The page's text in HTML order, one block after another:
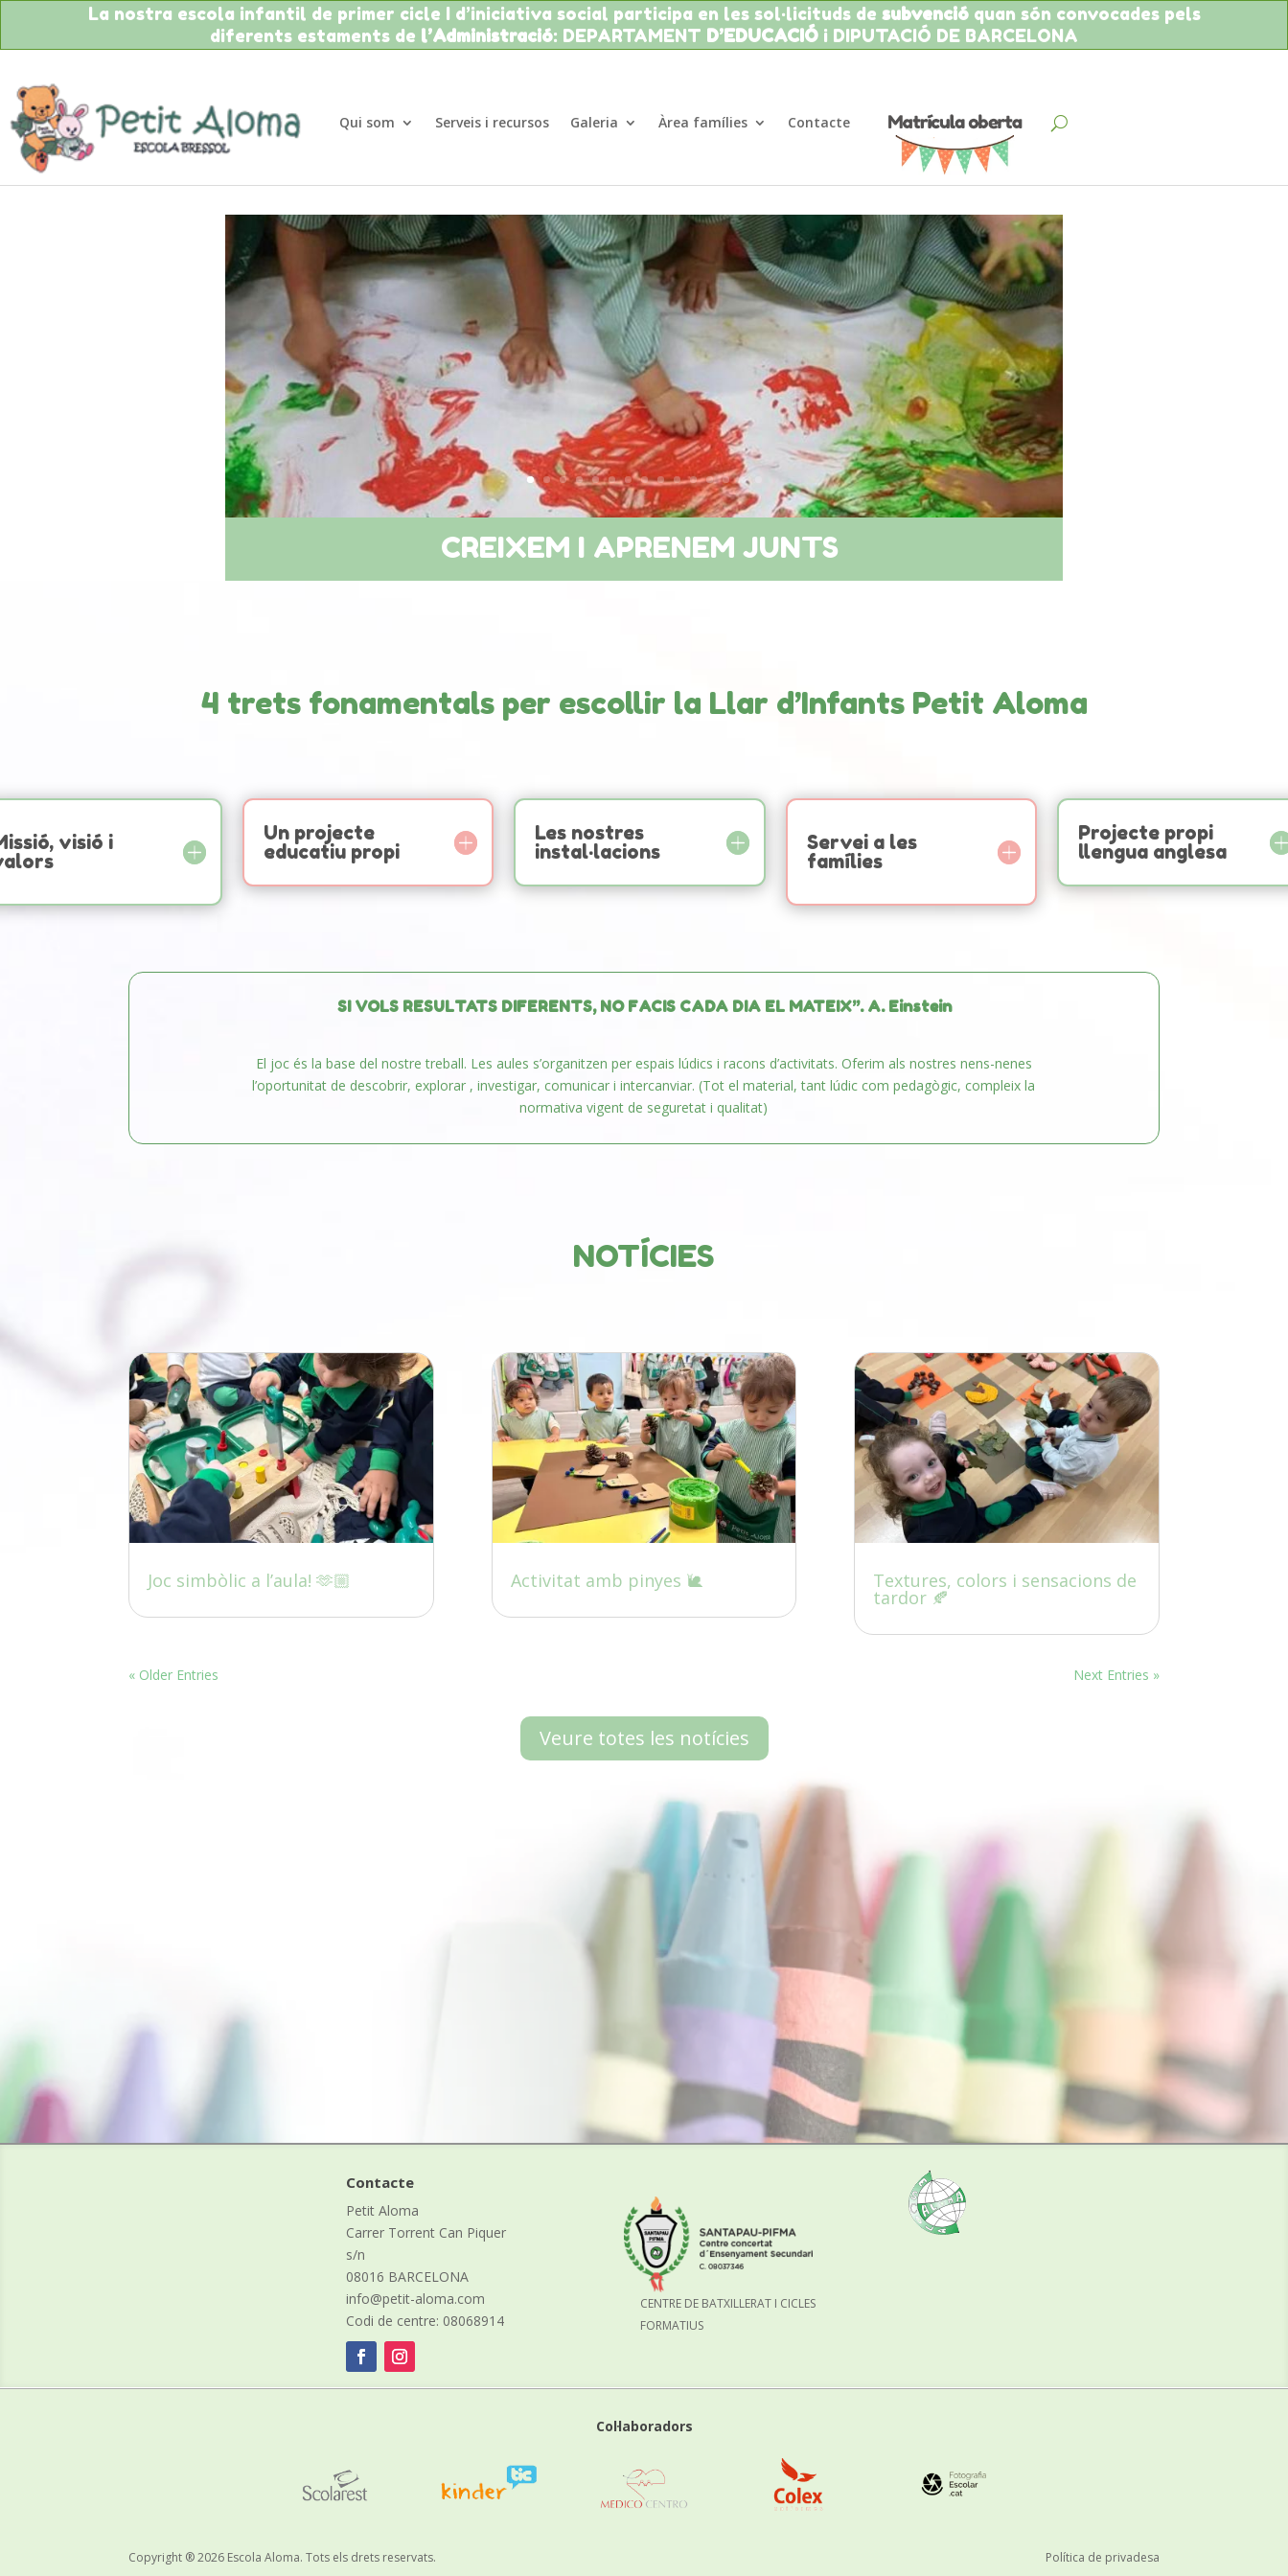
La nostra escola infantil de primer cicle I d’iniciativa social participa en les sol·licituds de subvencióquan són convocades pels
diferents estaments de l’Administració: DEPARTAMENT D’EDUCACIÓ i DIPUTACIÓ DE BARCELONA
Qui som Serveis i recursos Galeria Àrea famílies Contacte
CREIXEM I APRENEM JUNTS
4 trets fonamentals per escollir la Llar d’Infants Petit Aloma
visió i
Un projecte
educatiu propi
Les nostres
instal·lacions
Servei a les
famílies
Projecte propi
llengua anglesa
SI VOLS RESULTATS DIFERENTS, NO FACIS CADA DIA EL MATEIX”. A. Einstein
El joc és la base del nostre treball. Les aules s’organitzen per espais lúdics i racons d’activitats. Oferim als nostres nens-nenes
l’oportunitat de descobrir, explorar , investigar, comunicar i intercanviar. (Tot el material, tant lúdic com pedagògic, compleix la
normativa vigent de seguretat i qualitat)
NOTÍCIES
Joc simbòlic a l’aula! 🫶🏼 Activitat amb pinyes 🐌 Textures, colors i sensacions de
tardor 🍂
« Older Entries Next Entries »
Veure totes les notícies
Contacte
Petit Aloma
Carrer Torrent Can Piquer
s/n
08016 BARCELONA
info@petit-aloma.com
Codi de centre: 08068914
CENTRE DE BATXILLERAT I CICLES
FORMATIUS
Col·laboradors
Copyright ® 2026 Escola Aloma. Tots els drets reservats. Política de privadesa